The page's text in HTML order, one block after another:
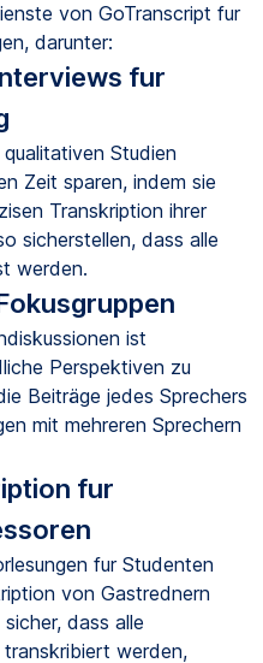
von GoTranscript fur
darunter:
fur
Studien
Zeit sparen, indem sie
Transkription ihrer
sicherstellen, dass alle
werden.
ist
Perspektiven zu
Beiträge jedes Sprechers
mit mehreren Sprechern
fur
fur Studenten
von Gastrednern
dass alle
werden,